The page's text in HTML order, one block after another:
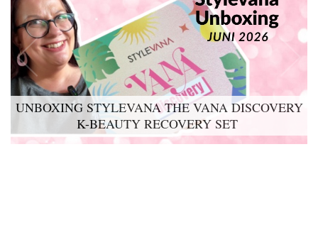
UNBOXING STYLEVANA THE VANA DISCOVERY
K-BEAUTY RECOVERY SET